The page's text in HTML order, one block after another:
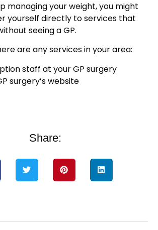
managing your weight, you might
yourself directly to services that
seeing a GP.
are any services in your area:
staff at your GP surgery
surgery’s website
Share: